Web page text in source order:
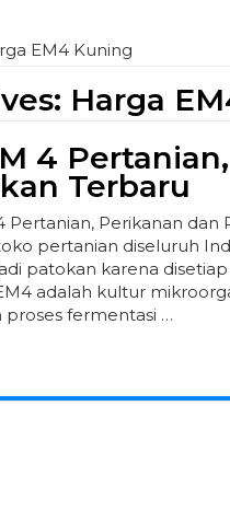
EM4 Kuning
Harga
4
Terbaru
Pertanian, Perikanan
pertanian diseluruh
patokan karena
adalah kultur
proses fermentasi …